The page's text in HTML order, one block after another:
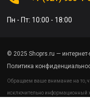
Пн - Пт: 10:00 - 18:00
© 2025 Shoprs.ru —
Политика
Обращаем ваше внимание на то,
исключительно информационный